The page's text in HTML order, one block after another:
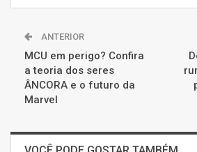
ANTERIOR
MCU em perigo? Confira
a teoria dos seres
ÂNCORA e o futuro da
Marvel